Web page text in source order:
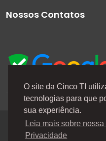
O site da Cinco TI
tecnologias para que
sua experiência.
Leia mais sobre
Privacidade
A Cinco TI (5TI) é uma
COMERCIO E SERVICOS
Todos os direitos
site ou via e-mails
prévio aviso. A 5TI não é
Nossos Contatos